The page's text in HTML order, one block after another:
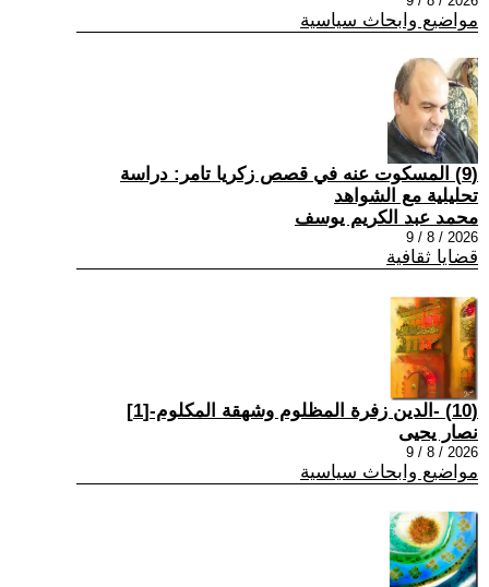
مواضيع وابحاث سياسية
(9) المسكوت عنه في قصص زكريا تامر: دراسة
تحليلية مع الشواهد
محمد عبد الكريم يوسف
2026 / 8 / 9
قضايا ثقافية
(10) -الدين زفرة المظلوم وشهقة المكلوم-[1]
نصار يحيى
2026 / 8 / 9
مواضيع وابحاث سياسية